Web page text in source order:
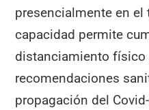
presencialmente en el
capacidad permite
distanciamiento físico
recomendaciones
propagación del